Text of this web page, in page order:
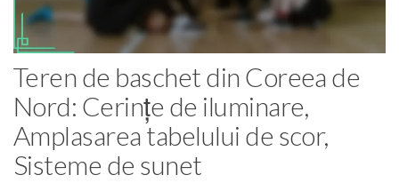
Teren de baschet din Coreea de
Nord: Cerințe de iluminare,
Amplasarea tabelului de scor,
Sisteme de sunet